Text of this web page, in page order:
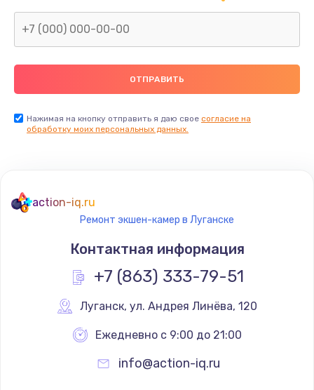
Нажимая на кнопку отправить я даю свое согласие на
обработку моих персональных данных.
action-iq.ru
Ремонт экшен-камер в Луганске
Контактная информация
+7 (863) 333-79-51
Луганск, ул. Андрея Линёва, 120
Ежедневно с 9:00 до 21:00
info@action-iq.ru